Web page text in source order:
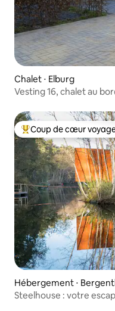
Chalet ⋅ Elburg
Vesting 16, chalet au
Coups de cœur
Coup de cœur
Hébergement ⋅
Steelhouse : votre